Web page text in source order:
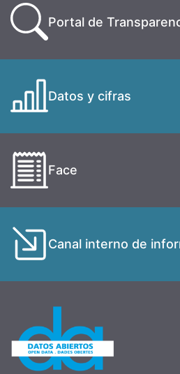
Portal de
Datos y cifras
Face
Canal interno de